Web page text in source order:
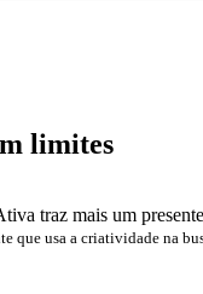
limites
traz mais um
que usa a criatividade na